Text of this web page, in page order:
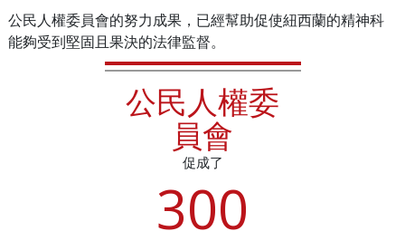
公民人權委員會的努力成果，已經幫助促使紐西蘭的精神科
能夠受到堅固且果決的法律監督。
公民人權委
員會
促成了
300